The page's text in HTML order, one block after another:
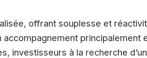
offrant souplesse et
principalement
investisseurs à la recherche